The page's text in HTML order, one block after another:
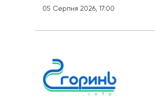
05 Серпня 2026, 17:00